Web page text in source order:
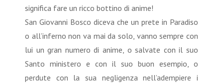
significa fare un ricco bottino di anime!
San Giovanni Bosco diceva che un prete in Paradiso
o all’inferno non va mai da solo, vanno sempre con
lui un gran numero di anime, o salvate con il suo
Santo ministero e con il suo buon esempio, o
perdute con la sua negligenza nell’adempiere i